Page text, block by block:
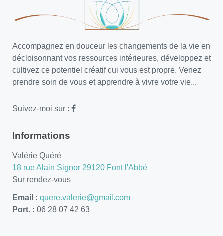
Accompagnez en douceur les changements de la vie en
décloisonnant vos ressources intérieures, développez et
cultivez ce potentiel créatif qui vous est propre. Venez
prendre soin de vous et apprendre à vivre votre vie...
Suivez-moi sur :
Informations
Valérie Quéré
18 rue Alain Signor 29120 Pont l'Abbé
Sur rendez-vous
Email : quere.valerie@gmail.com
Port. : 06 28 07 42 63